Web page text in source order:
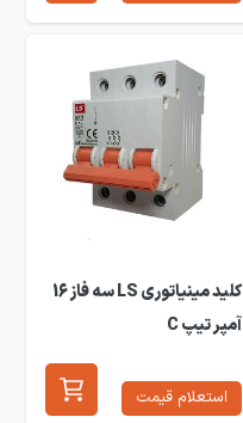
کلید مینیاتوری LS سه فاز 16
آمپر تیپ C
استعلام قیمت